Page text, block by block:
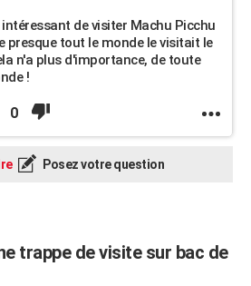
de visiter Machu Picchu
presque tout le monde le visitait le
n'a plus d'importance, de toute
!
0
Posez votre question
trappe de visite sur bac de